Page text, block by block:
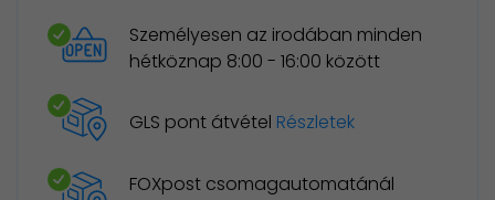
Személyesen az irodában minden
hétköznap 8:00 - 16:00 között
GLS pont átvétel Részletek
FOXpost csomagautomatánál